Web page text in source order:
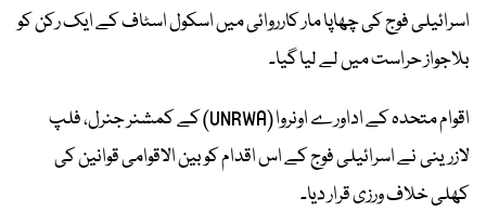
اسرائیلی فوج کی چھاپا مار کارروائی میں اسکول اسٹاف کے ایک رکن کو
بلاجواز حراست میں لے لیا گیا۔
اقوام متحدہ کے اداورے اونروا (UNRWA) کے کمشنر جنرل، فلپ
لازرینی نے اسرائیلی فوج کے اس اقدام کو بین الاقوامی قوانین کی
کھلی خلاف ورزی قرار دیا۔